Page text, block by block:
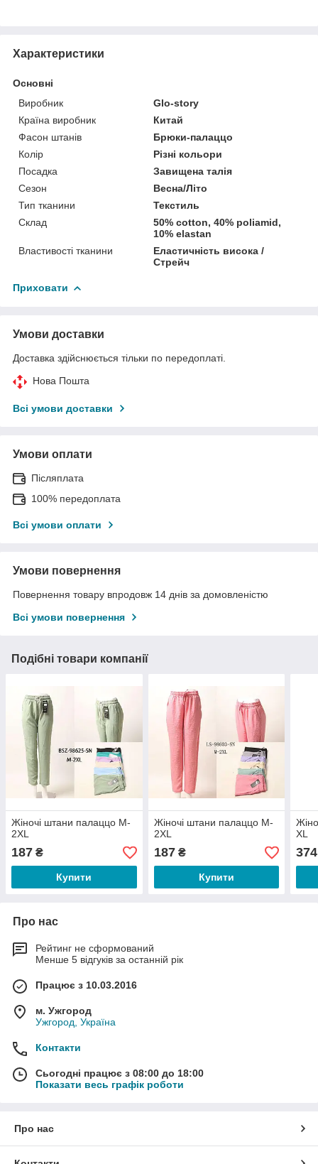
Характеристики
Основні
Виробник
Glo-story
Країна виробник
Китай
Фасон штанів
Брюки-палаццо
Колір
Різні кольори
Посадка
Завищена талія
Сезон
Весна/Літо
Тип тканини
Текстиль
Склад
50% cotton, 40% poliamid,
10% elastan
Властивості тканини
Еластичність висока /
Стрейч
Приховати
Умови доставки
Доставка здійснюється тільки по передоплаті.
Нова Пошта
Всі умови доставки
Умови оплати
Післяплата
100% передоплата
Всі умови оплати
Умови повернення
Повернення товару впродовж 14 днів за домовленістю
Всі умови повернення
Подібні товари компанії
Жіночі штани палаццо M-
2XL
187 ₴
Купити
Жіночі штани палаццо M-
2XL
187₴
Купити
XL
374
Про нас
Рейтинг не сформований
Менше 5 відгуків за останній рік
Працює з 10.03.2016
м. Ужгород
Ужгород, Україна
Контакти
Сьогодні працює з 08:00 до 18:00
Показати весь графік роботи
Про нас